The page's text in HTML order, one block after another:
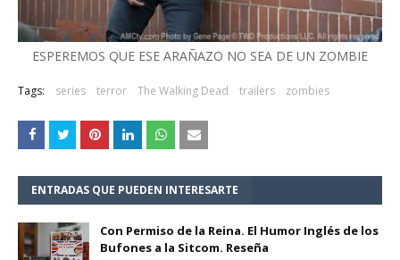
ESPEREMOS QUE ESE ARAÑAZO NO SEA DE UN ZOMBIE
Tags: series terror The Walking Dead trailers zombies
ENTRADAS QUE PUEDEN INTERESARTE
Con Permiso de la Reina. El Humor Inglés de los
Bufones a la Sitcom. Reseña